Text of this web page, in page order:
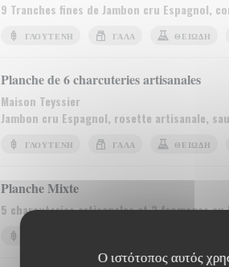
Ο ιστότοπος αυτός
9 Tranches fines de Jambon cru Espagnol,
ΓΛΟΥΤΈΝΗ ΓΆΛΑ ΘΕΙΏΔΗ
Planche de 6 charcuteries artisanales
Maison Teyssier
Jambon cru Espagnol, rosette artisanale,
ΓΛΟΥΤΈΝΗ ΓΆΛΑ ΘΕΙΏΔΗ
Planche Mixte
5 charcuteries artisanales et 3 fromages